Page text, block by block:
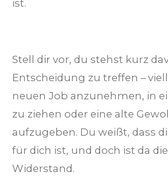
ist.
Stell dir vor, du stehst kurz
Entscheidung zu treffen –
neuen Job anzunehmen, in
zu ziehen oder eine alte
aufzugeben. Du weißt, dass
für dich ist, und doch ist da
Widerstand.